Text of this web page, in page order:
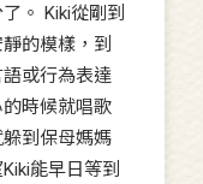
。 Kiki從剛到
的模樣，到
或行為表達
時候就唱歌
到保母媽媽
能早日等到